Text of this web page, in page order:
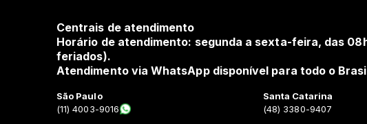
Centrais de atendimento
Horário de atendimento: segunda a sexta-feira, das
feriados).
Atendimento via WhatsApp disponível para todo o
São Paulo
(11) 4003-9016
Santa Catarina
(48) 3380-9407